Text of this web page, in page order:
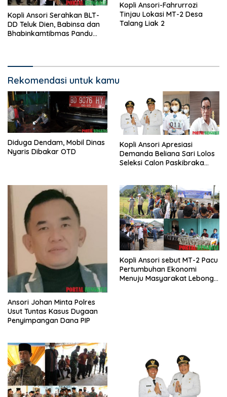
Kopli Ansori Serahkan BLT-
DD Teluk Dien, Babinsa dan
Bhabinkamtibmas Pandu
Kopli Ansori-Fahrurrozi
Tinjau Lokasi MT-2 Desa
Talang Liak 2
Rekomendasi untuk kamu
Diduga Dendam, Mobil Dinas
Nyaris Dibakar OTD
Kopli Ansori Apresiasi
Demanda Beliana Sari Lolos
Seleksi Calon Paskibraka
Ansori Johan Minta Polres
Usut Tuntas Kasus Dugaan
Penyimpangan Dana PIP
Kopli Ansori sebut MT-2 Pacu
Pertumbuhan Ekonomi
Menuju Masyarakat Lebong